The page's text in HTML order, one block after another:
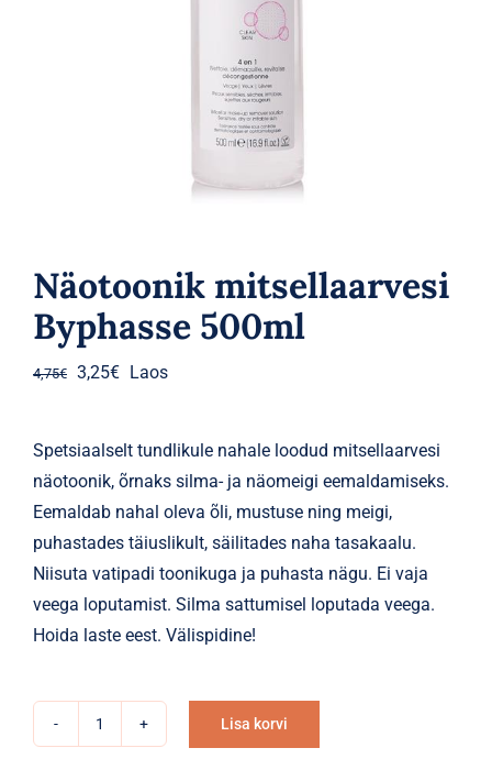
Näotoonik mitsellaarvesi
Byphasse 500ml
4,75€ Algne
3,25€Praegune
Laos
Spetsiaalselt tundlikule nahale loodud mitsellaarvesi
näotoonik, õrnaks silma- ja näomeigi eemaldamiseks.
Eemaldab nahal oleva õli, mustuse ning meigi,
puhastades täiuslikult, säilitades naha tasakaalu.
Niisuta vatipadi toonikuga ja puhasta nägu. Ei vaja
veega loputamist. Silma sattumisel loputada veega.
Hoida laste eest. Välispidine!
Näotoonik
Lisa korvi
Alternative: